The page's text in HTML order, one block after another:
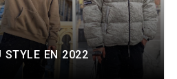
STYLE EN 2022